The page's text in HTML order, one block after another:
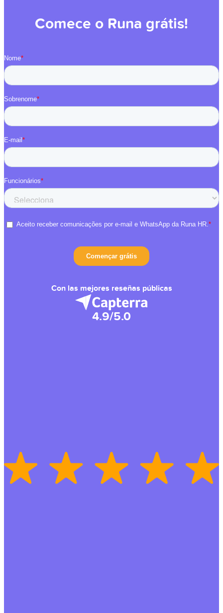
Comece o Runa grátis!
Con las mejores reseñas públicas
4.9/5.0